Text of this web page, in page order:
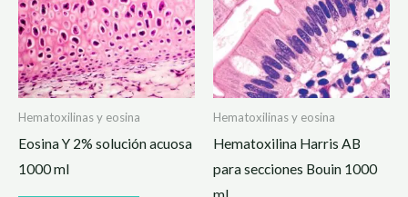
Hematoxilinas y eosina
Eosina Y 2% solución acuosa
1000 ml
Hematoxilinas y eosina
Hematoxilina Harris AB
para secciones Bouin 1000